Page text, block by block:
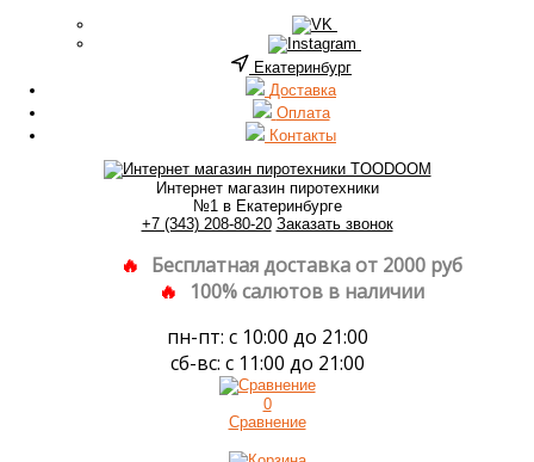
Екатеринбург
Доставка
Оплата
Контакты
Интернет магазин пиротехники
№1 в Екатеринбурге
+7 (343) 208-80-20 Заказать звонок
Бесплатная доставка от 2000 руб
100% салютов в наличии
пн-пт: с 10:00 до 21:00
сб-вс: с 11:00 до 21:00
0
Сравнение